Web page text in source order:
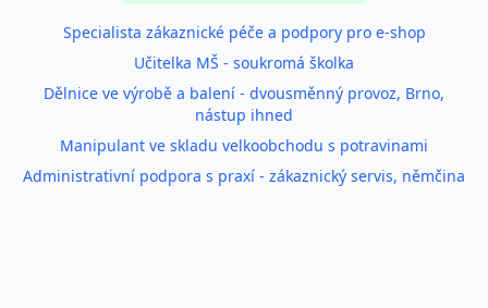
Specialista zákaznické péče a podpory pro e-shop
Učitelka MŠ - soukromá školka
Dělnice ve výrobě a balení - dvousměnný provoz, Brno,
nástup ihned
Manipulant ve skladu velkoobchodu s potravinami
Administrativní podpora s praxí - zákaznický servis, němčina